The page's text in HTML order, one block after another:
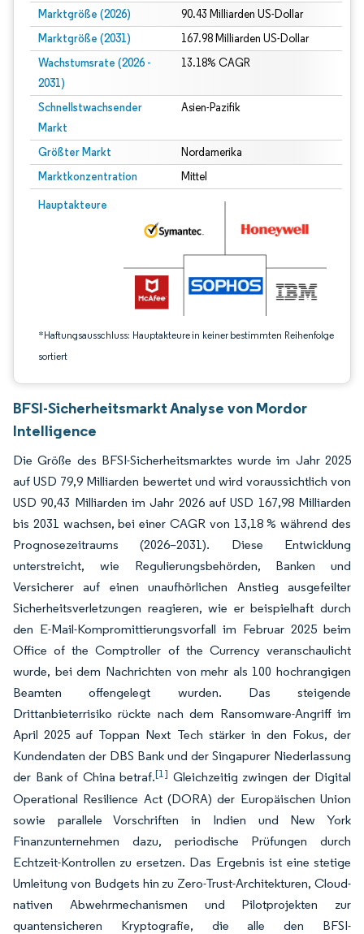
Marktgröße (2026) 90.43 Milliarden US-Dollar
Marktgröße (2031) 167.98 Milliarden US-Dollar
Wachstumsrate (2026 -
2031)
13.18% CAGR
Schnellstwachsender
Markt
Asien-Pazifik
Größter Markt Nordamerika
Marktkonzentration Mittel
Hauptakteure
*Haftungsausschluss: Hauptakteure in keiner bestimmten Reihenfolge
sortiert
Bild © Mordor Intelligence. Wiederverwendung erfordert Namensnennung
BFSI-Sicherheitsmarkt Analyse von Mordor
Intelligence
Die Größe des BFSI-Sicherheitsmarktes wurde im Jahr 2025
auf USD 79,9 Milliarden bewertet und wird voraussichtlich von
USD 90,43 Milliarden im Jahr 2026 auf USD 167,98 Milliarden
bis 2031 wachsen, bei einer CAGR von 13,18 % während des
Prognosezeitraums (2026–2031). Diese Entwicklung
unterstreicht, wie Regulierungsbehörden, Banken und
Versicherer auf einen unaufhörlichen Anstieg ausgefeilter
Sicherheitsverletzungen reagieren, wie er beispielhaft durch
den E-Mail-Kompromittierungsvorfall im Februar 2025 beim
Office of the Comptroller of the Currency veranschaulicht
wurde, bei dem Nachrichten von mehr als 100 hochrangigen
Beamten offengelegt wurden. Das steigende
Drittanbieterrisiko rückte nach dem Ransomware-Angriff im
April 2025 auf Toppan Next Tech stärker in den Fokus, der
Kundendaten der DBS Bank und der Singapurer Niederlassung
der Bank of China betraf.[1] Gleichzeitig zwingen der Digital
Operational Resilience Act (DORA) der Europäischen Union
sowie parallele Vorschriften in Indien und New York
Finanzunternehmen dazu, periodische Prüfungen durch
Echtzeit-Kontrollen zu ersetzen. Das Ergebnis ist eine stetige
Umleitung von Budgets hin zu Zero-Trust-Architekturen, Cloud-
nativen Abwehrmechanismen und Pilotprojekten zur
quantensicheren Kryptografie, die alle den BFSI-